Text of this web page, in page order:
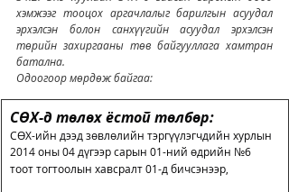
хэмжээг тооцох аргачлалыг барилгын асуудал
эрхэлсэн болон санхүүгийн асуудал эрхэлсэн
төрийн захиргааны төв байгууллага хамтран
батална.
Одоогоор мөрдөж байгаа:
СӨХ-д төлөх ёстой төлбөр:
СӨХ-ийн дээд зөвлөлийн тэргүүлэгчдийн хурлын
2014 оны 04 дүгээр сарын 01-ний өдрийн №6
тоот тогтоолын хавсралт 01-д бичсэнээр,